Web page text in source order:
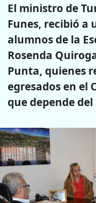
El ministro de
Funes, recibió a
alumnos de la
Rosenda
Punta, quienes
egresados en el
que depende